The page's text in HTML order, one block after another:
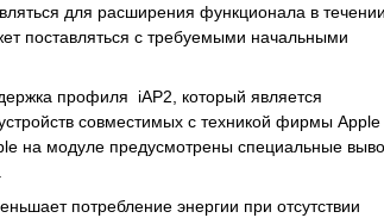
для расширения функционала в течении
поставляться с требуемыми начальными
профиля iAP2, который является
совместимых с техникой фирмы Apple
на модуле предусмотрены специальные
потребление энергии при отсутствии